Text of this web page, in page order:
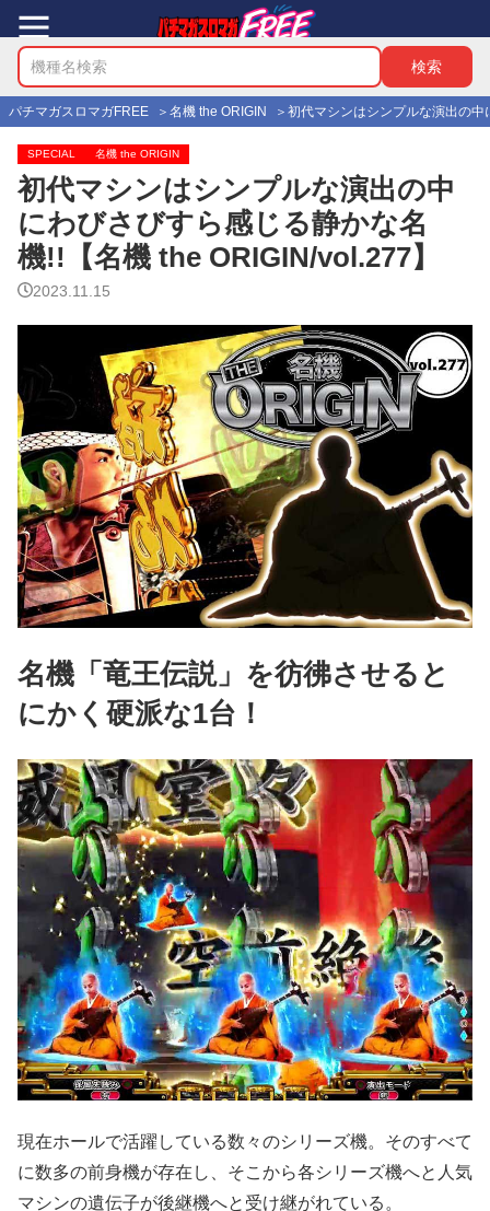
パチマガスロマガFREE 名機 the ORIGIN 初代マシンはシンプルな演出の
SPECIAL 名機 the ORIGIN
初代マシンはシンプルな演出の中
にわびさびすら感じる静かな名
機!!【名機 the ORIGIN/vol.277】
2023.11.15
名機「竜王伝説」を彷彿させると
にかく硬派な1台！
現在ホールで活躍している数々のシリーズ機。そのすべて
に数多の前身機が存在し、そこから各シリーズ機へと人気
マシンの遺伝子が後継機へと受け継がれている。